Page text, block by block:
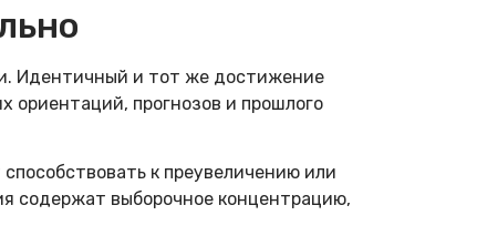
Идентичный и тот же достижение
ориентаций, прогнозов и прошлого
к преувеличению или
содержат выборочное концентрацию,